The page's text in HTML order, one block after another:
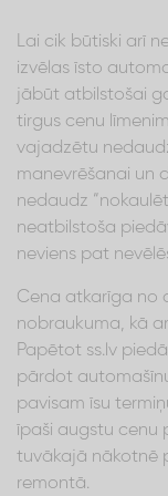
Lai cik būtiski arī
izvēlas īsto
jābūt atbilstošai
tirgus cenu
vajadzētu
manevrēšanai un
nedaudz
neatbilstoša
neviens pat
Cena atkarīga no
nobraukuma, kā
Papētot ss.lv
pārdot
pavisam īsu
īpaši augstu cenu
tuvākajā nākotnē
remontā.